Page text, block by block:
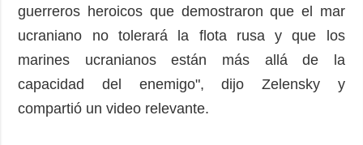
guerreros heroicos que demostraron que el mar
ucraniano no tolerará la flota rusa y que los
marines ucranianos están más allá de la
capacidad del enemigo", dijo Zelensky y
compartió un video relevante.